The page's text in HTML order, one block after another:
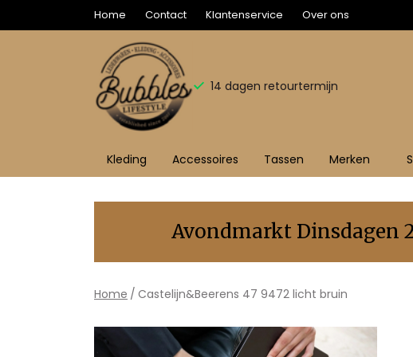
Home Contact Klantenservice Over ons
14 dagen retourtermijn
Kleding Accessoires Tassen Merken
Castelijn&Beerens
Avondmarkt Dinsdagen
Home Castelijn&Beerens 47 9472 licht bruin